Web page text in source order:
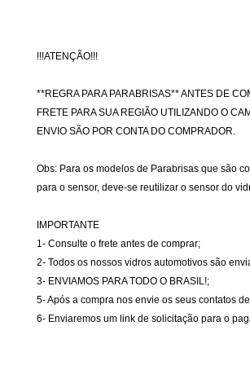
!!!ATENÇÃO!!!
**REGRA PARA PARABRISAS** ANTES DE
FRETE PARA SUA REGIÃO UTILIZANDO O
ENVIO SÃO POR CONTA DO COMPRADOR.
Obs: Para os modelos de Parabrisas que são
para o sensor, deve-se reutilizar o sensor do
IMPORTANTE
1- Consulte o frete antes de comprar;
2- Todos os nossos vidros automotivos são
3- ENVIAMOS PARA TODO O BRASIL!;
5- Após a compra nos envie os seus contatos
6- Enviaremos um link de solicitação para o